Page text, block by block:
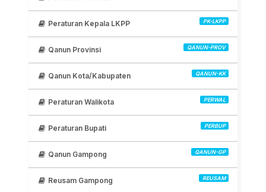
Peraturan Kepala LKPP PK-LKPP
Qanun Provinsi QANUN-PROV
Qanun Kota/Kabupaten QANUN-KK
Peraturan Walikota PERWAL
Peraturan Bupati PERBUP
Qanun Gampong QANUN-GP
Reusam Gampong REUSAM